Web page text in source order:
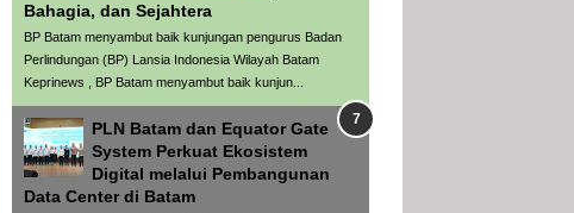
Bahagia, dan Sejahtera
BP Batam menyambut baik kunjungan pengurus Badan
Perlindungan (BP) Lansia Indonesia Wilayah Batam
Keprinews , BP Batam menyambut baik kunjun...
PLN Batam dan Equator Gate
System Perkuat Ekosistem
Digital melalui Pembangunan
Data Center di Batam